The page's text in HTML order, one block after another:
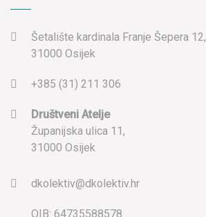
Šetalište kardinala Franje Šepera 12,
31000 Osijek
+385 (31) 211 306
Društveni Atelje
Županijska ulica 11,
31000 Osijek
dkolektiv@dkolektiv.hr
OIB: 64735588578